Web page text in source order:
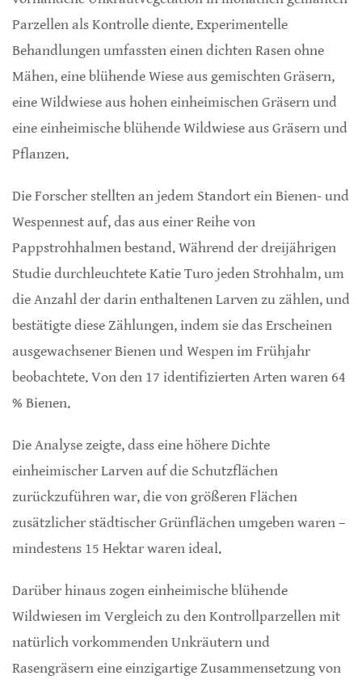
Parzellen als Kontrolle diente. Experimentelle
Behandlungen umfassten einen dichten Rasen ohne
Mähen, eine blühende Wiese aus gemischten Gräsern,
eine Wildwiese aus hohen einheimischen Gräsern und
eine einheimische blühende Wildwiese aus Gräsern und
Pflanzen.
Die Forscher stellten an jedem Standort ein Bienen- und
Wespennest auf, das aus einer Reihe von
Pappstrohhalmen bestand. Während der dreijährigen
Studie durchleuchtete Katie Turo jeden Strohhalm, um
die Anzahl der darin enthaltenen Larven zu zählen, und
bestätigte diese Zählungen, indem sie das Erscheinen
ausgewachsener Bienen und Wespen im Frühjahr
beobachtete. Von den 17 identifizierten Arten waren 64
% Bienen.
Die Analyse zeigte, dass eine höhere Dichte
einheimischer Larven auf die Schutzflächen
zurückzuführen war, die von größeren Flächen
zusätzlicher städtischer Grünflächen umgeben waren –
mindestens 15 Hektar waren ideal.
Darüber hinaus zogen einheimische blühende
Wildwiesen im Vergleich zu den Kontrollparzellen mit
natürlich vorkommenden Unkräutern und
Rasengräsern eine einzigartige Zusammensetzung von